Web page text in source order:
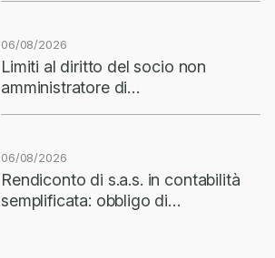
06/08/2026
Limiti al diritto del socio non
amministratore di…
06/08/2026
Rendiconto di s.a.s. in contabilità
semplificata: obbligo di…